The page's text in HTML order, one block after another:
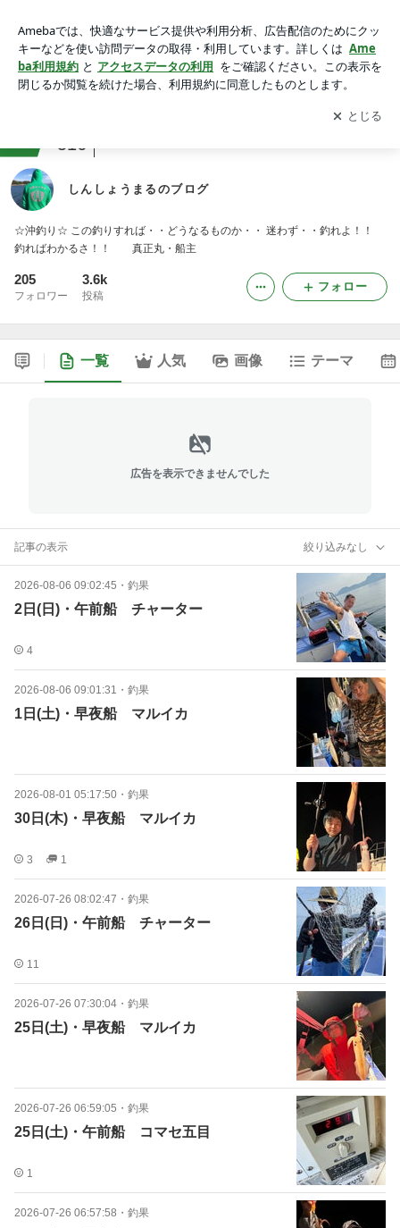
アプリをダウンロードして ブログの更新通知
を受け取りまし
ょう。
開く
516
しんしょうまるのブログ
☆沖釣り☆ この釣りすれば・・どうなるものか・・ 迷わず・・釣れよ！！
釣ればわかるさ！！ 真正丸・船主
205
フォロワー
3.6k
投稿
フォロー
一覧 人気 画像 テーマ
広告を表示できませんでした
記事の表示 絞り込みなし
2026-08-06 09:02:45 ・ 釣果
2日(日)・午前船 チャーター
4
2026-08-06 09:01:31 ・ 釣果
1日(土)・早夜船 マルイカ
2026-08-01 05:17:50 ・ 釣果
30日(木)・早夜船 マルイカ
3 1
2026-07-26 08:02:47 ・ 釣果
26日(日)・午前船 チャーター
11
2026-07-26 07:30:04 ・ 釣果
25日(土)・早夜船 マルイカ
2026-07-26 06:59:05 ・ 釣果
25日(土)・午前船 コマセ五目
1
2026-07-26 06:57:58 ・ 釣果